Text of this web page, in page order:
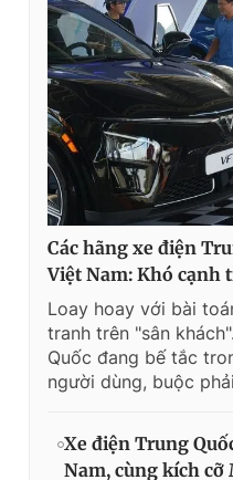
Các hãng xe điện
Việt Nam: Khó cạnh
Loay hoay với bài
tranh trên "sân
Quốc đang bế tắc
người dùng, buộc
Xe điện Trung
Nam, cùng kích cỡ